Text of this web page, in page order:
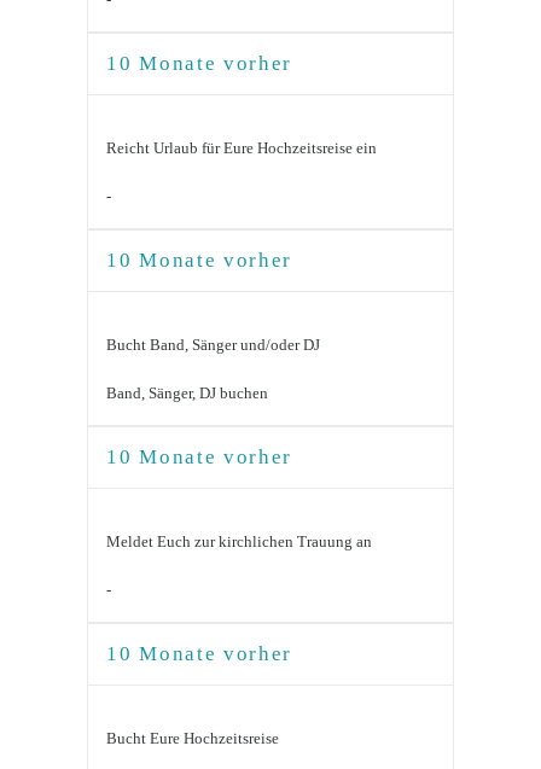
10 Monate vorher
Reicht Urlaub für Eure Hochzeitsreise ein
-
10 Monate vorher
Bucht Band, Sänger und/oder DJ
Band, Sänger, DJ buchen
10 Monate vorher
Meldet Euch zur kirchlichen Trauung an
-
10 Monate vorher
Bucht Eure Hochzeitsreise